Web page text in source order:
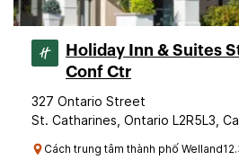
Holiday Inn & Suites
Conf Ctr
327 Ontario Street
St. Catharines, Ontario L2R5L3,
Cách trung tâm thành phố